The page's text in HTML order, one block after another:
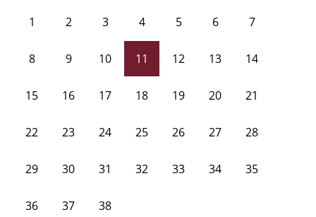
1 2 3 4 5 6 7
8 9 10 11 12 13 14
15 16 17 18 19 20 21
22 23 24 25 26 27 28
29 30 31 32 33 34 35
36 37 38